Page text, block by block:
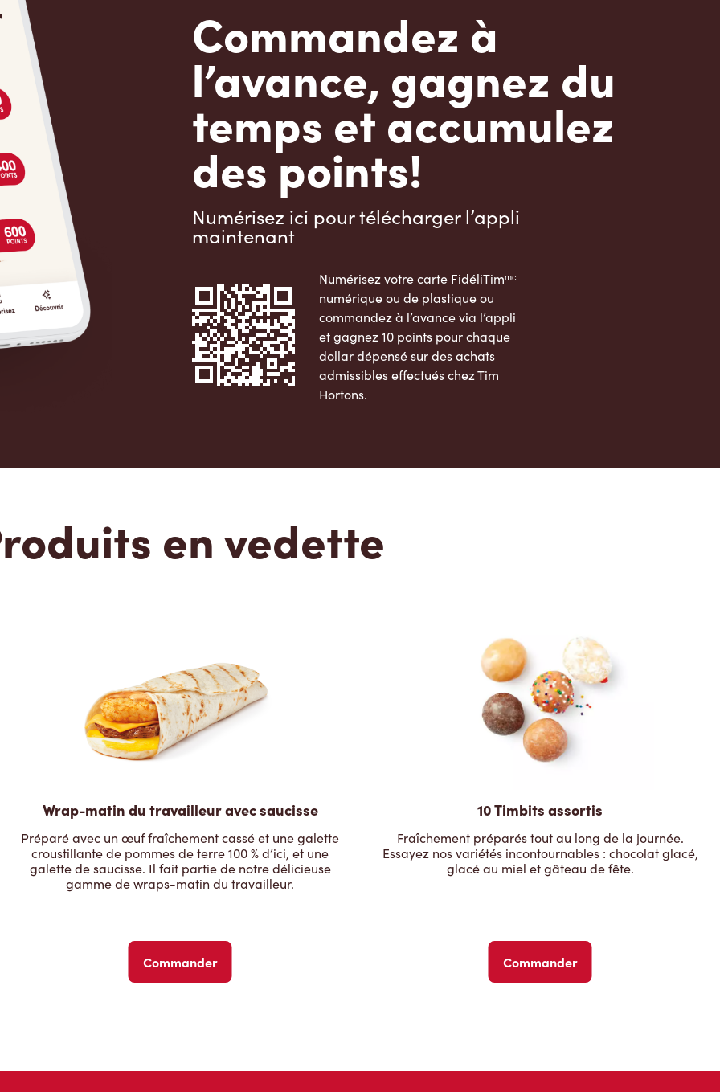
Commandez à
l’avance, gagnez du
temps et accumulez
des points!
Numérisez ici pour télécharger l’appli
maintenant
Numérisez votre carte FidéliTimᵐᶜ
numérique ou de plastique ou
commandez à l’avance via l’appli
et gagnez 10 points pour chaque
dollar dépensé sur des achats
admissibles effectués chez Tim
Hortons.
en vedette
Wrap-matin du travailleur avec saucisse
Préparé avec un œuf fraîchement cassé et une galette
croustillante de pommes de terre 100 % d’ici, et une
galette de saucisse. Il fait partie de notre délicieuse
gamme de wraps-matin du travailleur.
Commander
10 Timbits assortis
Fraîchement préparés tout au long de la journée.
Essayez nos variétés incontournables : chocolat glacé,
glacé au miel et gâteau de fête.
Commander